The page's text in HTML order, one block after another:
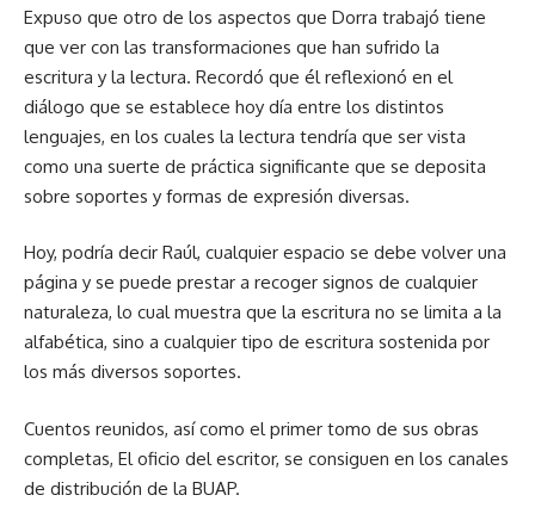
Expuso que otro de los aspectos que Dorra trabajó tiene
que ver con las transformaciones que han sufrido la
escritura y la lectura. Recordó que él reflexionó en el
diálogo que se establece hoy día entre los distintos
lenguajes, en los cuales la lectura tendría que ser vista
como una suerte de práctica significante que se deposita
sobre soportes y formas de expresión diversas.
Hoy, podría decir Raúl, cualquier espacio se debe volver una
página y se puede prestar a recoger signos de cualquier
naturaleza, lo cual muestra que la escritura no se limita a la
alfabética, sino a cualquier tipo de escritura sostenida por
los más diversos soportes.
Cuentos reunidos, así como el primer tomo de sus obras
completas, El oficio del escritor, se consiguen en los canales
de distribución de la BUAP.